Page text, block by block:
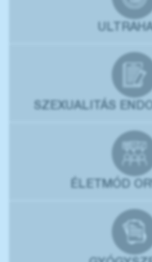
SZEXUALITÁS
ÉLETMÓD